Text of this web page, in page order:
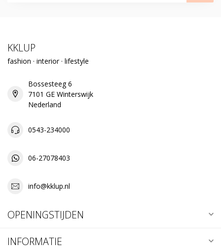
KKLUP
fashion · interior · lifestyle
Bossesteeg 6
7101 GE Winterswijk
Nederland
0543-234000
06-27078403
info@kklup.nl
OPENINGSTIJDEN
INFORMATIE